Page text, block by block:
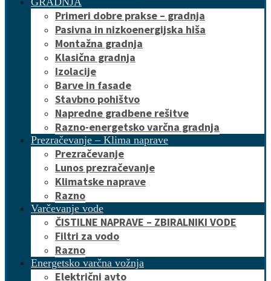
Primeri dobre prakse – gradnja
Pasivna in nizkoenergijska hiša
Montažna gradnja
Klasična gradnja
Izolacije
Barve in fasade
Stavbno pohištvo
Napredne gradbene rešitve
Razno-energetsko varčna gradnja
Prezračevanje – Klima naprave
Prezračevanje
Lunos prezračevanje
Klimatske naprave
Razno
Varčevanje vode
ČISTILNE NAPRAVE – ZBIRALNIKI VODE
Filtri za vodo
Razno
Energetsko varčna vožnja
Električni avto